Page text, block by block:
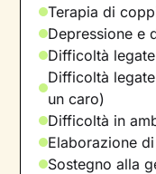
Terapia di
Depressione e
Difficoltà
Difficoltà
un caro)
Difficoltà in
Elaborazione
Sostegno alla